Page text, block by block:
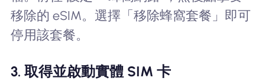
移除的 eSIM。選擇「移除蜂窩套餐」即可
停用該套餐。
3. 取得並啟動實體 SIM 卡